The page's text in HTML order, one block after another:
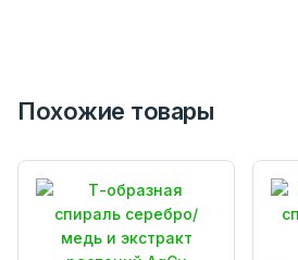
Похожие товары